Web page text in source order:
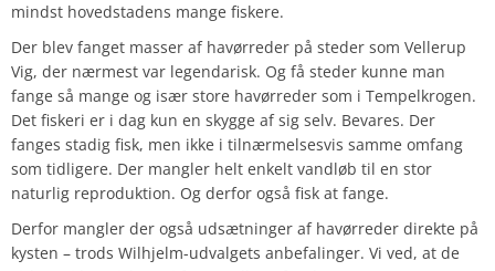
mindst hovedstadens mange fiskere.
Der blev fanget masser af havørreder på steder som Vellerup
Vig, der nærmest var legendarisk. Og få steder kunne man
fange så mange og især store havørreder som i Tempelkrogen.
Det fiskeri er i dag kun en skygge af sig selv. Bevares. Der
fanges stadig fisk, men ikke i tilnærmelsesvis samme omfang
som tidligere. Der mangler helt enkelt vandløb til en stor
naturlig reproduktion. Og derfor også fisk at fange.
Derfor mangler der også udsætninger af havørreder direkte på
kysten – trods Wilhjelm-udvalgets anbefalinger. Vi ved, at de